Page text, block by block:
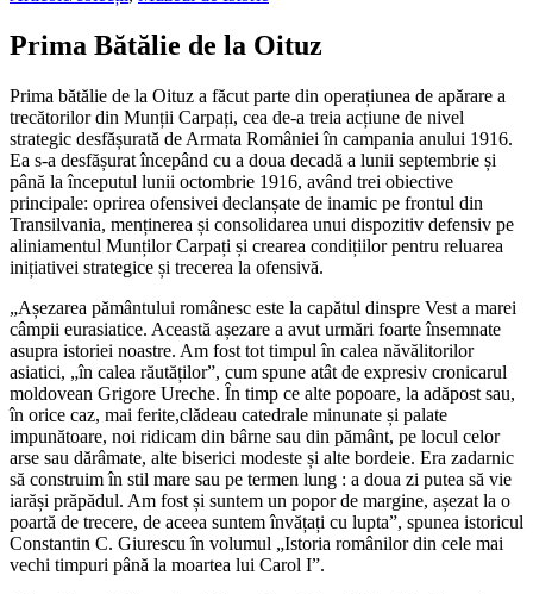
Prima Bătălie de la Oituz
Prima bătălie de la Oituz a făcut parte din operațiunea de apărare a
trecătorilor din Munții Carpați, cea de-a treia acțiune de nivel
strategic desfășurată de Armata României în campania anului 1916.
Ea s-a desfășurat începând cu a doua decadă a lunii septembrie și
până la începutul lunii octombrie 1916, având trei obiective
principale: oprirea ofensivei declanșate de inamic pe frontul din
Transilvania, menținerea și consolidarea unui dispozitiv defensiv pe
aliniamentul Munților Carpați și crearea condițiilor pentru reluarea
inițiativei strategice și trecerea la ofensivă.
„Așezarea pământului românesc este la capătul dinspre Vest a marei
câmpii eurasiatice. Această așezare a avut urmări foarte însemnate
asupra istoriei noastre. Am fost tot timpul în calea năvălitorilor
asiatici, „în calea răutăților”, cum spune atât de expresiv cronicarul
moldovean Grigore Ureche. În timp ce alte popoare, la adăpost sau,
în orice caz, mai ferite,clădeau catedrale minunate și palate
impunătoare, noi ridicam din bârne sau din pământ, pe locul celor
arse sau dărâmate, alte biserici modeste și alte bordeie. Era zadarnic
să construim în stil mare sau pe termen lung : a doua zi putea să vie
iarăși prăpădul. Am fost și suntem un popor de margine, așezat la o
poartă de trecere, de aceea suntem învățați cu lupta”, spunea istoricul
Constantin C. Giurescu în volumul „Istoria românilor din cele mai
vechi timpuri până la moartea lui Carol I”.